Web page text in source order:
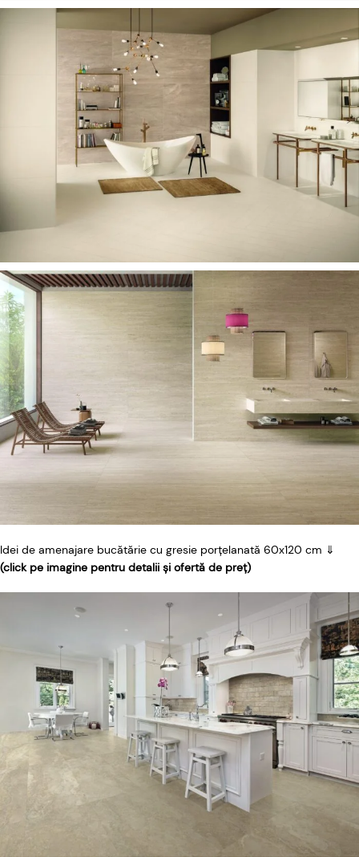
Idei de amenajare bucătărie cu gresie porțelanată 60x120 cm ⇓
(click pe imagine pentru detalii și ofertă de preț)